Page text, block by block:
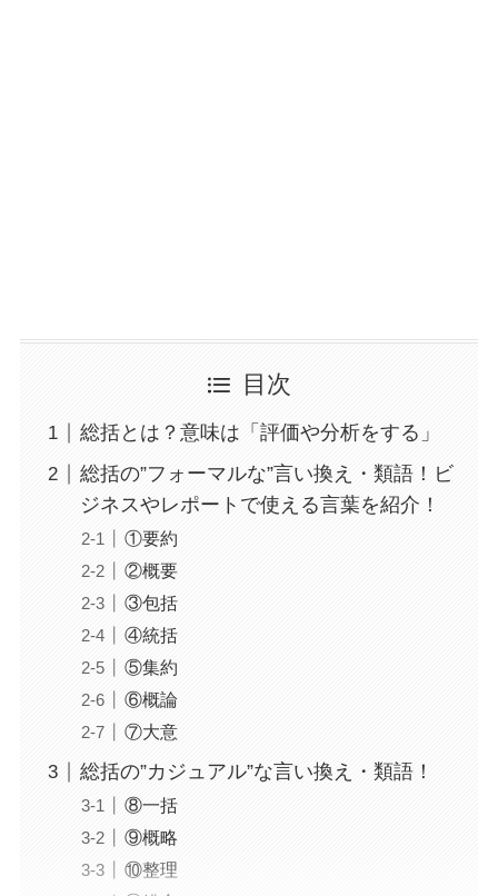
目次
総括とは？意味は「評価や分析をする」
総括の”フォーマルな”言い換え・類語！ビ
ジネスやレポートで使える言葉を紹介！
①要約
②概要
③包括
④統括
⑤集約
⑥概論
⑦大意
総括の”カジュアル”な言い換え・類語！
⑧一括
⑨概略
⑩整理